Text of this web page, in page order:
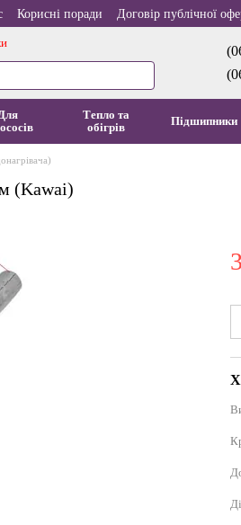
Корисні поради Договір публічної
Тепло та
обігрів
Підшипники
(Kawai)